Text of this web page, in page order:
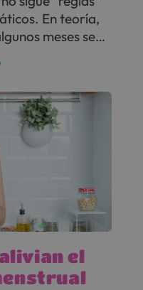
En teoría,
meses se
qué?
el